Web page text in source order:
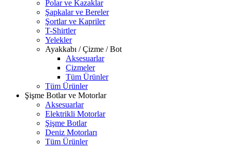
Polar ve Kazaklar
Şapkalar ve Bereler
Şortlar ve Kapriler
T-Shirtler
Yelekler
Ayakkabı / Çizme / Bot
Aksesuarlar
Çizmeler
Tüm Ürünler
Tüm Ürünler
Şişme Botlar ve Motorlar
Aksesuarlar
Elektrikli Motorlar
Şişme Botlar
Deniz Motorları
Tüm Ürünler